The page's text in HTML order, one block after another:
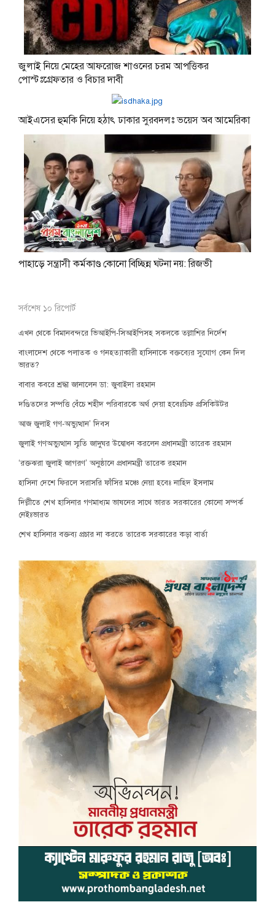
জুলাই নিয়ে মেহের আফরোজ শাওনের চরম আপত্তিকর
পোস্টঃগ্রেফতার ও বিচার দাবী
আইএসের হুমকি নিয়ে হঠাৎ ঢাকার সুরবদলঃ ভয়েস অব আমেরিকা
পাহাড়ে সন্ত্রাসী কর্মকাণ্ড কোনো বিচ্ছিন্ন ঘটনা নয়: রিজভী
সর্বশেষ ১০ রিপোর্ট
এখন থেকে বিমানবন্দরে ভিআইপি-সিআইপিসহ সকলকে তল্লাশির নির্দেশ
বাংলাদেশ থেকে পলাতক ও গনহত্যাকারী হাসিনাকে বক্তব্যের সুযোগ কেন দিল
ভারত?
বাবার কবরে শ্রদ্ধা জানালেন ডা: জুবাইদা রহমান
দণ্ডিতদের সম্পত্তি বেঁচে শহীদ পরিবারকে অর্থ দেয়া হবেঃচিফ প্রসিকিউটর
আজ জুলাই গণ-অভ্যুত্থান’ দিবস
জুলাই গণঅভ্যুত্থান স্মৃতি জাদুঘর উদ্বোধন করলেন প্রধানমন্ত্রী তারেক রহমান
‘রক্তঝরা জুলাই জাগরণ’ অনুষ্ঠানে প্রধানমন্ত্রী তারেক রহমান
হাসিনা দেশে ফিরলে সরাসরি ফাঁসির মঞ্চে নেয়া হবেঃ নাহিদ ইসলাম
দিল্লীতে শেখ হাসিনার গণমাধ্যম ভাষনের সাথে ভারত সরকারের কোনো সম্পর্ক
নেইঃভারত
শেখ হাসিনার বক্তব্য প্রচার না করতে তারেক সরকারের কড়া বার্তা